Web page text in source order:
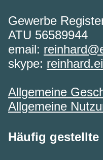
Gewerbe
ATU 56589944
email:
skype:
Allgemeine
Allgemeine
Häufig gestellte